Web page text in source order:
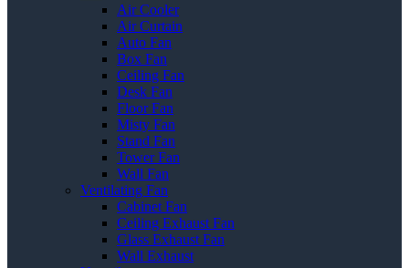
Air Cooler
Air Curtain
Auto Fan
Box Fan
Ceiling Fan
Desk Fan
Floor Fan
Misty Fan
Stand Fan
Tower Fan
Wall Fan
Ventilating Fan
Cabinet Fan
Ceiling Exhaust Fan
Glass Exhaust Fan
Wall Exhaust